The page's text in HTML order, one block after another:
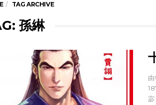
TAG ARCHIVE
孫綝